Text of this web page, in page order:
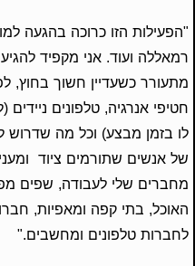
"הפעילות הזו כרוכה בהגעה
מתעורר כשעדיין חשוך בחוץ,
חטיפי אנרגיה, טלפונים
לו בזמן מבצע) וכל מה שדרוש
של אנשים שתורמים ציוד
מחברים שלי לעבודה, שפים
האוכל, בתי קפה ומאפיות,
לחברות טלפונים ומחשבים."